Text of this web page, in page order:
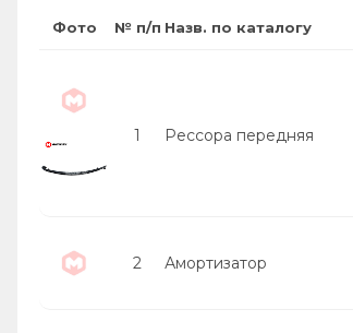
Фото № п/п Назв. по каталогу
1 Рессора передняя
2 Амортизатор